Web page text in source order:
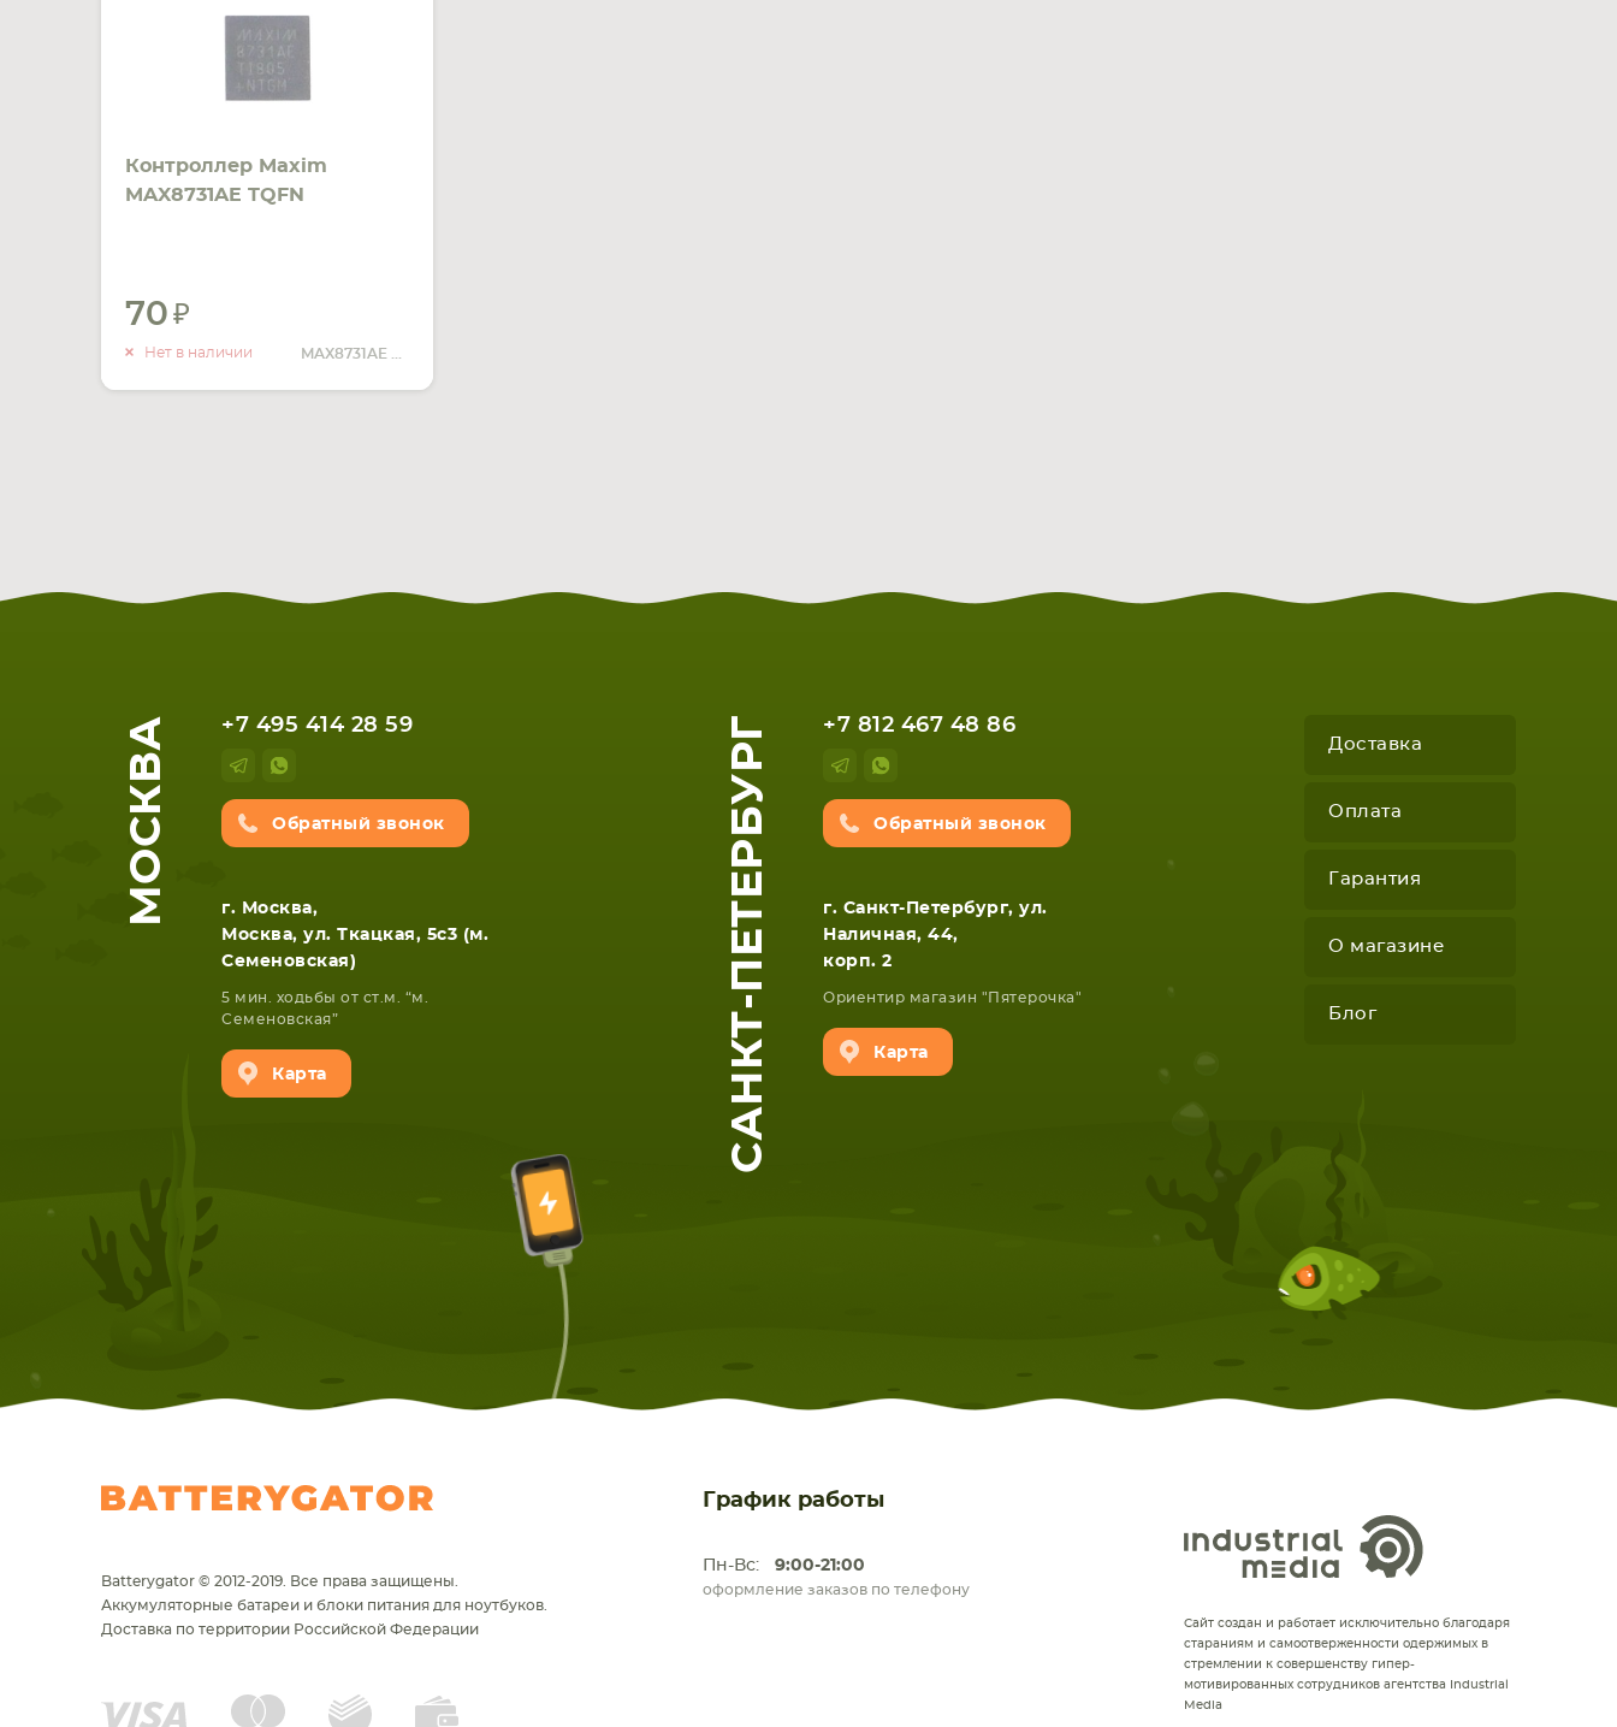
КОМПЛЕКТУЮЩИЕ
Контроллер Maxim
MAX8731AE TQFN
70
Нет в наличии
О НАЛИЧИИ
МОСКВА +7 495 414 28 59
Обратный звонок
г. Москва,
Москва, ул. Ткацкая, 5с3 (м.
Семеновская)
5 мин. ходьбы от ст.м. “м.
Семеновская”
Карта САНКТ-ПЕТЕРБУРГ +7 812 467 48 86
Обратный звонок
г. Санкт-Петербург, ул.
Наличная, 44,
корп. 2
Ориентир магазин "Пятерочка"
Карта
Доставка
Оплата
Гарантия
О магазине
Блог
График работы
Пн-Вс: 9:00-21:00
оформление заказов по телефону
Batterygator © 2012-2019. Все права защищены.
Аккумуляторные батареи и блоки питания для ноутбуков.
Доставка по территории Российской Федерации
Сайт создан и работает исключительно благодаря
стараниям и самоотверженности одержимых в
стремлении к совершенству гипер-
мотивированных сотрудников агентства Industrial
Media